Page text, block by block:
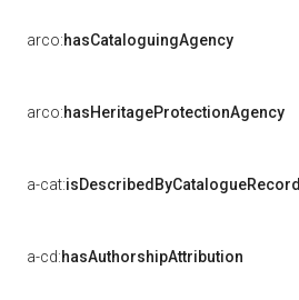
arco:hasCataloguingAgency
arco:hasHeritageProtectionAgency
a-cat:isDescribedByCatalogueRecord
a-cd:hasAuthorshipAttribution